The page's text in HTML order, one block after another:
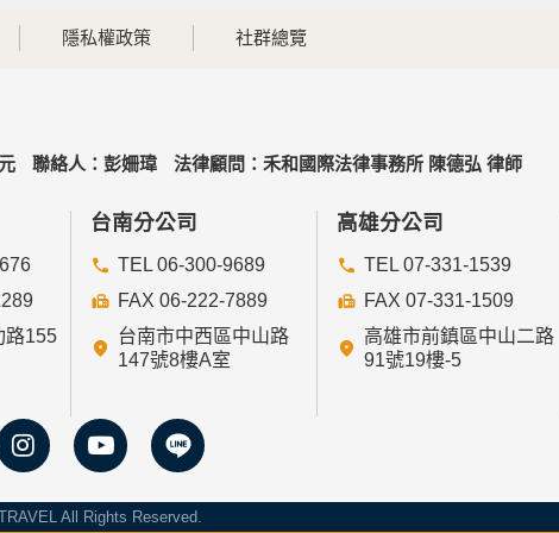
隱私權政策 社群總覽
聯絡人：彭姍瑋 法律顧問：禾和國際法律事務所 陳德弘 律師
路155
台南分公司
TEL 06-300-9689
FAX 06-222-7889
台南市中西區中山路
147號8樓A室
高雄分公司
TEL 07-331-1539
FAX 07-331-1509
高雄市前鎮區中山二路
91號19樓-5
All Rights Reserved.